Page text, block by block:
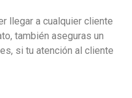
llegar a cualquier cliente
también aseguras un
si tu atención al cliente